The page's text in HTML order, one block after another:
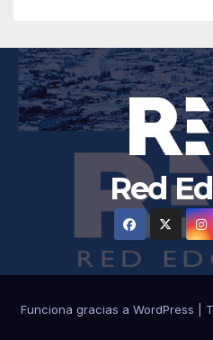
Red
Funciona gracias a WordPress